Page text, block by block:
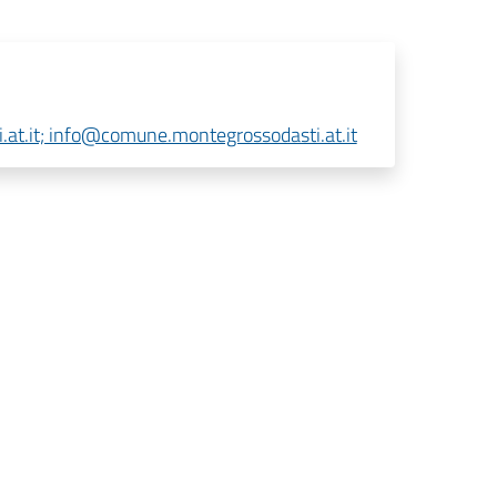
info@comune.montegrossodasti.at.it